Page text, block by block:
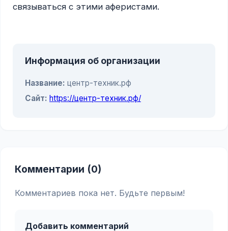
связываться с этими аферистами.
Информация об организации
Название: центр-техник.рф
Сайт: https://центр-техник.рф/
Комментарии (0)
Комментариев пока нет. Будьте первым!
Добавить комментарий